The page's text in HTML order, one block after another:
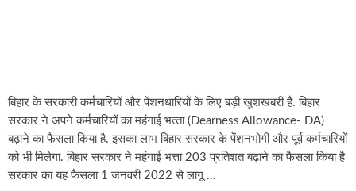
बिहार के सरकारी कर्मचारियों और पेंशनधारियों के लिए बड़ी खुशखबरी है. बिहार
सरकार ने अपने कर्मचारियों का महंगाई भत्‍ता (Dearness Allowance- DA)
बढ़ाने का फैसला किया है. इसका लाभ बिहार सरकार के पेंशनभोगी और पूर्व कर्मचारियों
को भी मिलेगा. बिहार सरकार ने महंगाई भत्ता 203 प्रतिशत बढ़ाने का फैसला किया है
सरकार का यह फैसला 1 जनवरी 2022 से लागू …